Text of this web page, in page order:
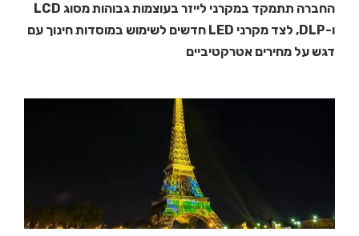
החברה תתמקד במקרני לייזר בעוצמות גבוהות מסוג LCD
ו-DLP, לצד מקרני LED חדשים לשימוש במוסדות חינוך עם
דגש על מחירים אטרקטיביים